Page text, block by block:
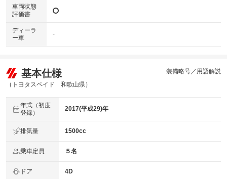
車両状態
評価書
ディーラ
ー車
-
基本仕様
（トヨタスペイド 和歌山県）
装備略号／用語解説
年式（初度
登録）
2017(平成29)年
排気量 1500cc
乗車定員 ５名
ドア 4D